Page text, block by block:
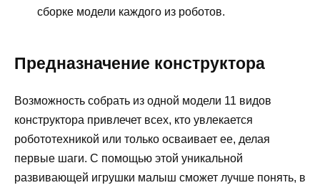
сборке модели каждого из роботов.
Предназначение конструктора
Возможность собрать из одной модели 11 видов
конструктора привлечет всех, кто увлекается
робототехникой или только осваивает ее, делая
первые шаги. С помощью этой уникальной
развивающей игрушки малыш сможет лучше понять, в